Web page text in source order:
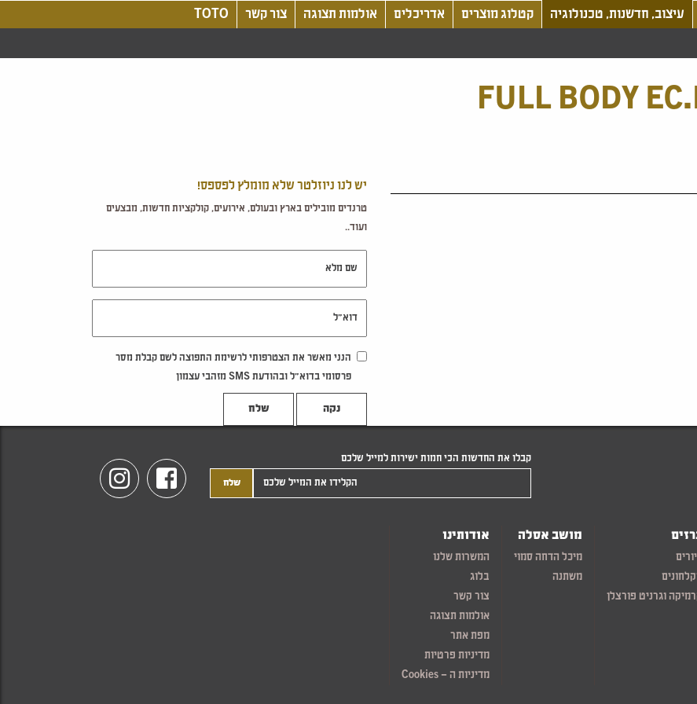
עיצוב, חדשנות, טכנולוגיה קטלוג מוצרים אדריכלים אולמות תצוגה צור קשר TOTO
FULL BODY
יש לנו ניוזלטר שלא מומלץ לפספס!
טרנדים מובילים בארץ ובעולם, אירועים, קולקציות חדשות, מבצעים
ועוד..
הנני מאשר את הצטרפותי לרשימת התפוצה לשם קבלת מסר
פרסומי בדוא"ל ובהודעת SMS מזהבי עצמון
נקה
Facebook
Instagram
קבלו את החדשות הכי חמות ישירות למייל שלכם
וגרניט פורצלן
מושב אסלה
מיכל הדחה סמוי
משתנה
אודותינו
המשרות שלנו
בלוג
צור קשר
אולמות תצוגה
מפת אתר
מדיניות פרטיות
מדיניות ה – Cookies